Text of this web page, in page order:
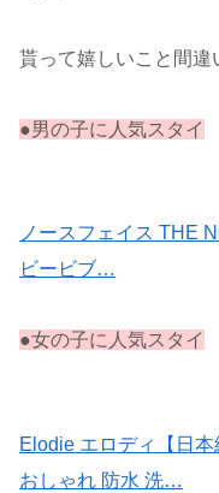
貰って嬉しいこと間違
●男の子に人気スタイ
ノースフェイス THE
ビービブ…
●女の子に人気スタイ
Elodie エロディ【日
おしゃれ 防水 洗…